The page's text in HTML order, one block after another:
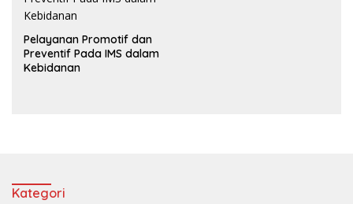
Pelayanan Promotif dan
Preventif Pada IMS dalam
Kebidanan
Kategori